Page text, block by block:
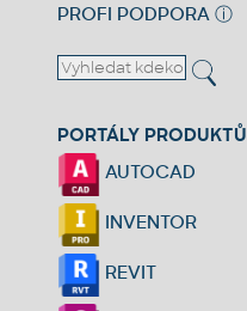
PROFI PODPORA ⓘ
PORTÁLY PRODUKTŮ
AUTOCAD
INVENTOR
REVIT